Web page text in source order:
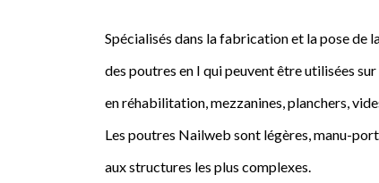
Spécialisés dans la fabrication et la pose
des poutres en I qui peuvent être utilisées
en réhabilitation, mezzanines, planchers,
Les poutres Nailweb sont légères, manu-
aux structures les plus complexes.